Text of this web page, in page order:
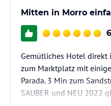
Mitten in Morro
6
Gemütliches Hotel direkt
zum Marktplatz mit
Parada. 3 Min zum
SAUBER und NEU 2022